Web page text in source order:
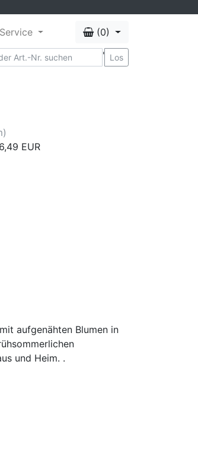
Service
(0)
' Los
EUR
aufgenähten Blumen in
und Heim. .